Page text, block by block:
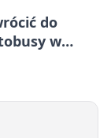
do
w